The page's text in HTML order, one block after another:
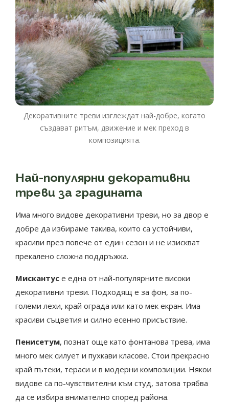
Декоративните треви изглеждат най-добре, когато
създават ритъм, движение и мек преход в
композицията.
Най-популярни декоративни
треви за градината
Има много видове декоративни треви, но за двор е
добре да избираме такива, които са устойчиви,
красиви през повече от един сезон и не изискват
прекалено сложна поддръжка.
Мискантус е една от най-популярните високи
декоративни треви. Подходящ е за фон, за по-
големи лехи, край ограда или като мек екран. Има
красиви съцветия и силно есенно присъствие.
Пенисетум, познат още като фонтанова трева, има
много мек силует и пухкави класове. Стои прекрасно
край пътеки, тераси и в модерни композиции. Някои
видове са по-чувствителни към студ, затова трябва
да се избира внимателно според района.